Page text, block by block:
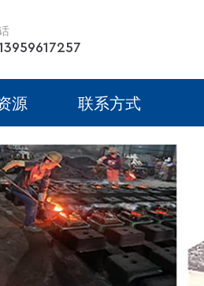
源 联系方式